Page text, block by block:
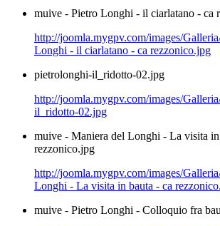
muive - Pietro Longhi - il ciarlatano - ca
http://joomla.mygpv.com/images/
Longhi - il ciarlatano - ca rezzonico.jpg
pietrolonghi-il_ridotto-02.jpg
http://joomla.mygpv.com/images/
il_ridotto-02.jpg
muive - Maniera del Longhi - La visita in
rezzonico.jpg
http://joomla.mygpv.com/images/
Longhi - La visita in bauta - ca
muive - Pietro Longhi - Colloquio fra